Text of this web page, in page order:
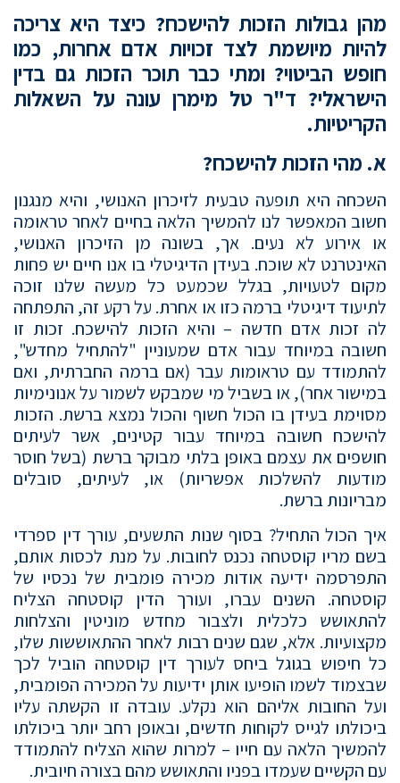
מהן גבולות הזכות להישכח? כיצד היא צריכה
להיות מיושמת לצד זכויות אדם אחרות, כמו
חופש הביטוי? ומתי כבר תוכר הזכות גם בדין
הישראלי? ד"ר טל מימרן עונה על השאלות
הקריטיות.
א. מהי הזכות להישכח?
השכחה היא תופעה טבעית לזיכרון האנושי, והיא מנגנון
חשוב המאפשר לנו להמשיך הלאה בחיים לאחר טראומה
או אירוע לא נעים. אך, בשונה מן הזיכרון האנושי,
האינטרנט לא שוכח. בעידן הדיגיטלי בו אנו חיים יש פחות
מקום לטעויות, בגלל שכמעט כל מעשה שלנו זוכה
לתיעוד דיגיטלי ברמה כזו או אחרת. על רקע זה, התפתחה
לה זכות אדם חדשה – והיא הזכות להישכח. זכות זו
חשובה במיוחד עבור אדם שמעוניין "להתחיל מחדש",
להתמודד עם טראומות עבר (אם ברמה החברתית, ואם
במישור אחר), או בשביל מי שמבקש לשמור על אנונימיות
מסוימת בעידן בו הכול חשוף והכול נמצא ברשת. הזכות
להישכח חשובה במיוחד עבור קטינים, אשר לעיתים
חושפים את עצמם באופן בלתי מבוקר ברשת (בשל חוסר
מודעות להשלכות אפשריות) או, לעיתים, סובלים
מבריונות ברשת.
איך הכול התחיל? בסוף שנות התשעים, עורך דין ספרדי
בשם מריו קוסטחה נכנס לחובות. על מנת לכסות אותם,
התפרסמה ידיעה אודות מכירה פומבית של נכסיו של
קוסטחה. השנים עברו, ועורך הדין קוסטחה הצליח
להתאושש כלכלית ולצבור מחדש מוניטין והצלחות
מקצועיות. אלא, שגם שנים רבות לאחר ההתאוששות שלו,
כל חיפוש בגוגל ביחס לעורך דין קוסטחה הוביל לכך
שבצמוד לשמו הופיעו אותן ידיעות על המכירה הפומבית,
ועל החובות אליהם הוא נקלע. עובדה זו הקשתה עליו
ביכולתו לגייס לקוחות חדשים, ובאופן רחב יותר ביכולתו
להמשיך הלאה עם חייו – למרות שהוא הצליח להתמודד
עם הקשיים שעמדו בפניו והתאושש מהם בצורה חיובית.